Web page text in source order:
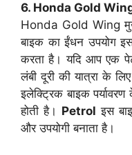
6. Honda Gold Wing
Honda Gold Wing
बाइक का ईंधन उपयोग
करता है। यदि आप एक
लंबी दूरी की यात्रा के
इलेक्ट्रिक बाइक
होती है। Petrol इस
और उपयोगी बनाता है।